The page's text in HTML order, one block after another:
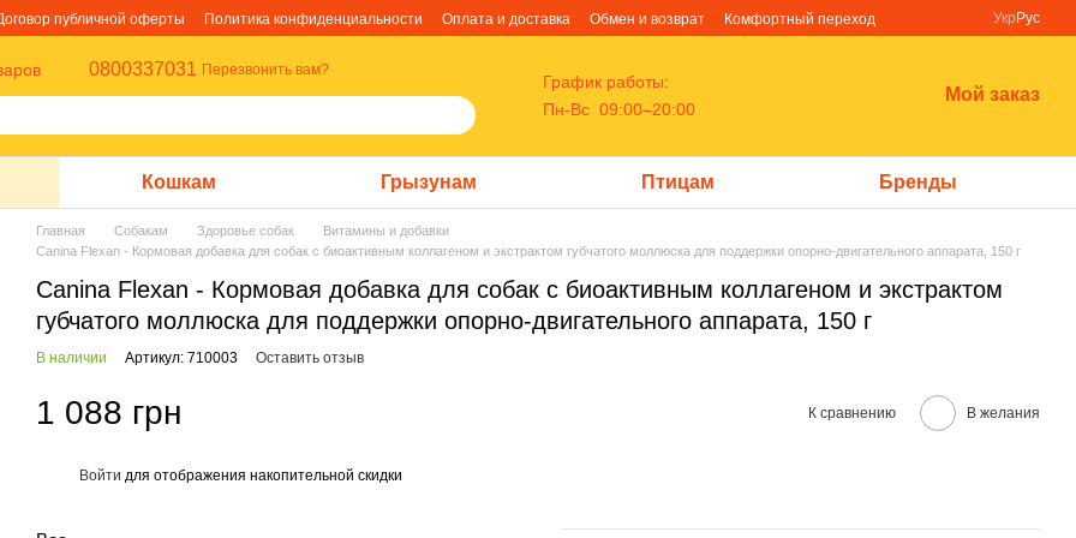
публичной оферты Политика конфиденциальности Оплата и доставка Обмен и возврат
Комфортный переход
Укр Рус
0800337031 Перезвонить вам?
График работы:
Пн-Вс 09:00–20:00
Мой заказ
Кошкам Грызунам Птицам Бренды
Главная Собакам Здоровье собак
Витамины и добавки
Canina Flexan - Кормовая добавка для собак с биоактивным коллагеном и экстрактом губчатого моллюска для поддержки опорно-двигательного аппарата, 150 г
Canina Flexan - Кормовая добавка для собак с биоактивным коллагеном и экстрактом
губчатого моллюска для поддержки опорно-двигательного аппарата, 150 г
В наличии Артикул: 710003 Оставить отзыв
1 088 грн К сравнению В желания
Войти для отображения накопительной скидки